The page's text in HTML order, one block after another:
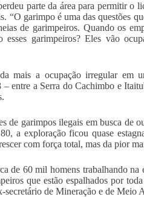
parte da área para permitir o
“O garimpo é uma das questões
de garimpeiros. Quando os
garimpeiros? Eles vão
mais a ocupação irregular em
entre a Serra do Cachimbo e
de garimpos ilegais em busca de
a exploração ficou quase
com força total, mas da pior
de 60 mil homens trabalhando
que estão espalhados por
de Mineração e de Meio